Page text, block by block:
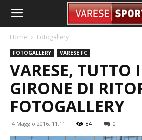
Home Fotogallery
FOTOGALLERY VARESE FC
VARESE, TUTTO
GIRONE DI
FOTOGALLERY
4 Maggio 2016, 11:11 84 0